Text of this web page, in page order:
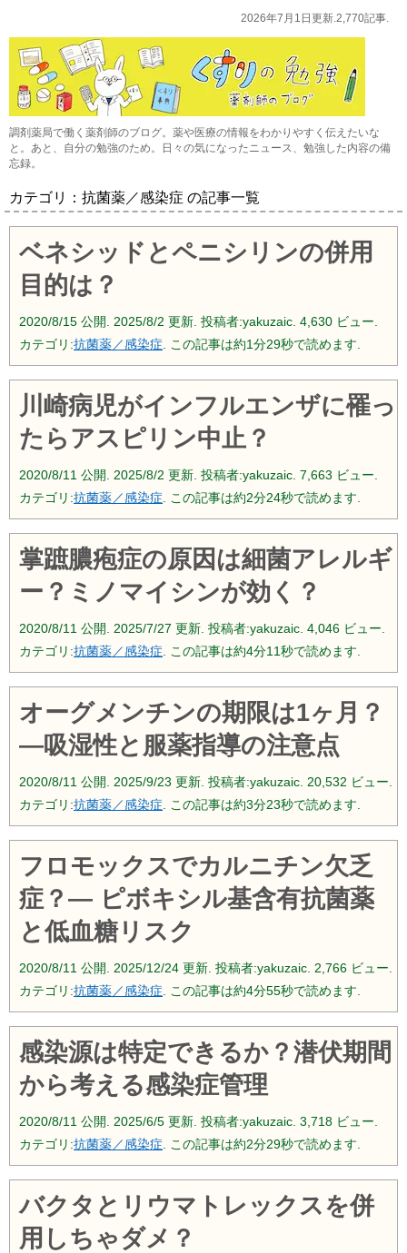
2026年7月1日更新.2,770記事.
調剤薬局で働く薬剤師のブログ。薬や医療の情報をわかりやすく伝えたいな
と。あと、自分の勉強のため。日々の気になったニュース、勉強した内容の備
忘録。
カテゴリ：抗菌薬／感染症 の記事一覧
ベネシッドとペニシリンの併用
目的は？
2020/8/15 公開. 2025/8/2 更新. 投稿者:yakuzaic. 4,630 ビュー.
カテゴリ:抗菌薬／感染症 . この記事は約1分29秒で読めます.
川崎病児がインフルエンザに罹っ
たらアスピリン中止？
2020/8/11 公開. 2025/8/2 更新. 投稿者:yakuzaic. 7,663 ビュー.
カテゴリ:抗菌薬／感染症 . この記事は約2分24秒で読めます.
掌蹠膿疱症の原因は細菌アレルギ
ー？ミノマイシンが効く？
2020/8/11 公開. 2025/7/27 更新. 投稿者:yakuzaic. 4,046 ビュー.
カテゴリ:抗菌薬／感染症 . この記事は約4分11秒で読めます.
オーグメンチンの期限は1ヶ月？
―吸湿性と服薬指導の注意点
2020/8/11 公開. 2025/9/23 更新. 投稿者:yakuzaic. 20,532 ビュー.
カテゴリ:抗菌薬／感染症 . この記事は約3分23秒で読めます.
フロモックスでカルニチン欠乏
症？― ピボキシル基含有抗菌薬
と低血糖リスク
2020/8/11 公開. 2025/12/24 更新. 投稿者:yakuzaic. 2,766 ビュー.
カテゴリ:抗菌薬／感染症 . この記事は約4分55秒で読めます.
感染源は特定できるか？潜伏期間
から考える感染症管理
2020/8/11 公開. 2025/6/5 更新. 投稿者:yakuzaic. 3,718 ビュー.
カテゴリ:抗菌薬／感染症 . この記事は約2分29秒で読めます.
バクタとリウマトレックスを併
用しちゃダメ？